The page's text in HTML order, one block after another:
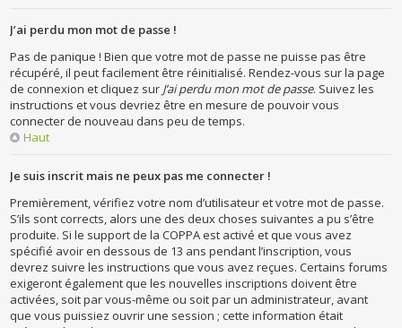
J’ai perdu mon mot de passe !
Pas de panique ! Bien que votre mot de passe ne puisse pas être
récupéré, il peut facilement être réinitialisé. Rendez-vous sur la page
de connexion et cliquez sur J’ai perdu mon mot de passe. Suivez les
instructions et vous devriez être en mesure de pouvoir vous
connecter de nouveau dans peu de temps.
Haut
Je suis inscrit mais ne peux pas me connecter !
Premièrement, vérifiez votre nom d’utilisateur et votre mot de passe.
S’ils sont corrects, alors une des deux choses suivantes a pu s’être
produite. Si le support de la COPPA est activé et que vous avez
spécifié avoir en dessous de 13 ans pendant l’inscription, vous
devrez suivre les instructions que vous avez reçues. Certains forums
exigeront également que les nouvelles inscriptions doivent être
activées, soit par vous-même ou soit par un administrateur, avant
que vous puissiez ouvrir une session ; cette information était